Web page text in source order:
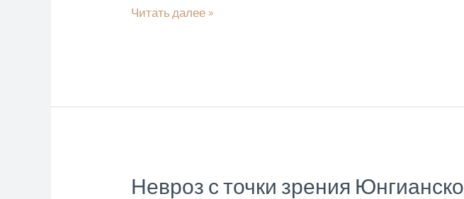
Юнгианский
Читать далее »
Невроз с точки зрения